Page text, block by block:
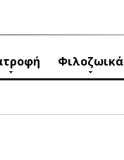
Φιλοζωικά